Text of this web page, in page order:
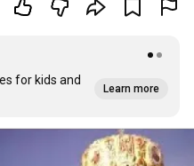
for kids and
Learn more